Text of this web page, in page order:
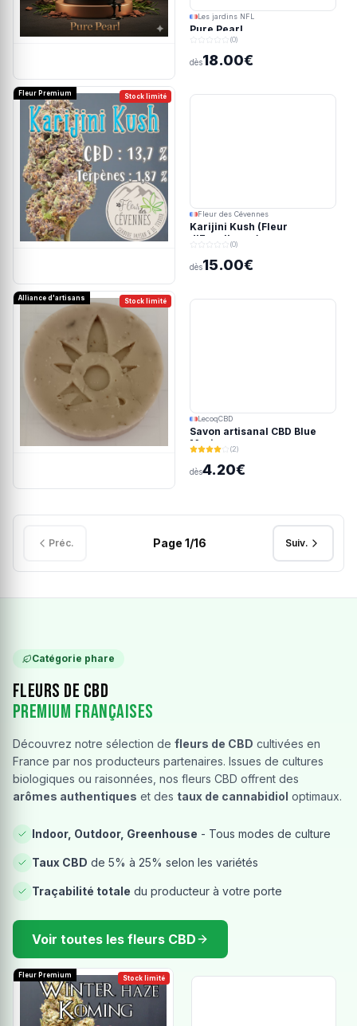
Les jardins NFL
Pure Pearl
(0)
dès18.00€
Stock limité
Fleur Premium
Fleur des Cévennes
Karijini Kush (Fleur
d'Excellence)
(0)
dès15.00€
Stock limité
Alliance d'artisans
LecoqCBD
Savon artisanal CBD Blue
Meringue
(2)
dès4.20€
Préc. Page 1/16 Suiv.
Catégorie phare
Fleurs de CBD
Premium Françaises
Découvrez notre sélection de fleurs de CBD cultivées en
France par nos producteurs partenaires. Issues de cultures
biologiques ou raisonnées, nos fleurs CBD offrent des
arômes authentiques et des taux de cannabidiol optimaux.
Indoor, Outdoor, Greenhouse - Tous modes de culture
Taux CBD de 5% à 25% selon les variétés
Traçabilité totale du producteur à votre porte
Voir toutes les fleurs CBD
Stock limité
Fleur Premium